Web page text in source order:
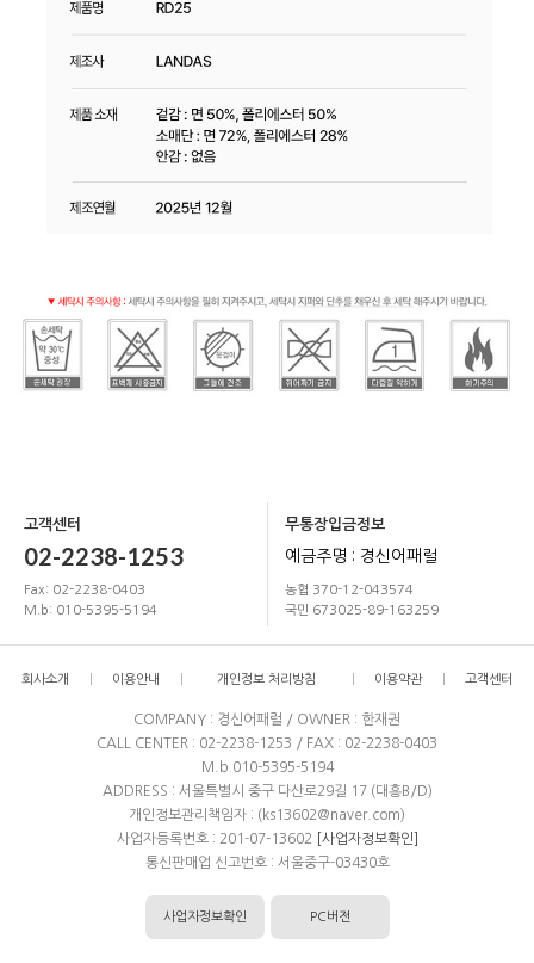
고객센터
02-2238-1253
Fax: 02-2238-0403
M.b: 010-5395-5194
무통장입금정보
예금주명 : 경신어패럴
농협 370-12-043574
국민 673025-89-163259
회사소개 이용안내 개인정보 처리방침 이용약관 고객센터
COMPANY : 경신어패럴 / OWNER : 한재권
CALL CENTER : 02-2238-1253 / FAX : 02-2238-0403
M.b 010-5395-5194
ADDRESS : 서울특별시 중구 다산로29길 17 (대흥B/D)
개인정보관리책임자 : (ks13602@naver.com)
사업자등록번호 : 201-07-13602
[사업자정보확인]
통신판매업 신고번호 : 서울중구-03430호
사업자정보확인 PC버전